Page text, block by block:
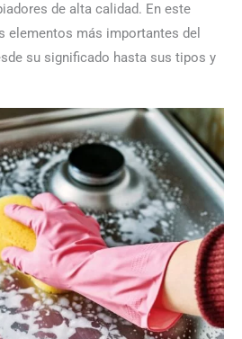
de alta calidad. En este
elementos más importantes del
su significado hasta sus tipos y